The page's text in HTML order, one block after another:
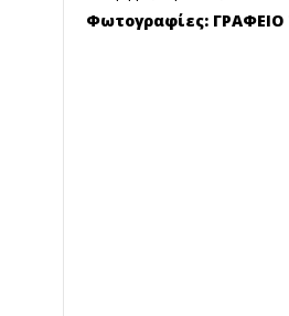
Φωτογραφίες: ΓΡΑΦΕΙΟ